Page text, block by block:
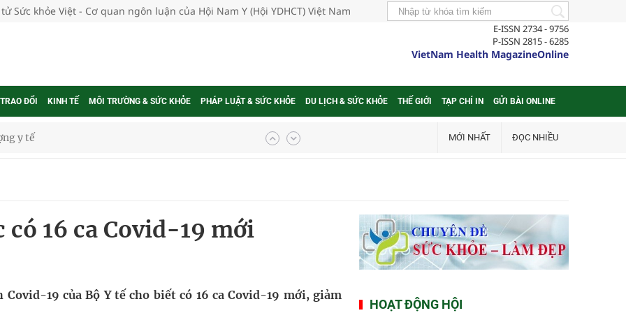
Sức khỏe Việt - Cơ quan ngôn luận của Hội Nam Y (Hội YDHCT) Việt Nam
E-ISSN 2734 - 9756
P-ISSN 2815 - 6285
VietNam Health MagazineOnline
ĐỔI KINH TẾ MÔI TRƯỜNG & SỨC KHỎE PHÁP LUẬT & SỨC KHỎE DU LỊCH & SỨC KHỎE THẾ GIỚI TẠP CHÍ IN GỬI BÀI ONLINE
triển gắn với chuyển đổi số
phụ nữ mỗi năm
thuốc
MỚI NHẤT ĐỌC NHIỀU
có 16 ca Covid-19 mới
19 của Bộ Y tế cho biết có 16 ca Covid-19 mới, giảm
HOẠT ĐỘNG HỘI